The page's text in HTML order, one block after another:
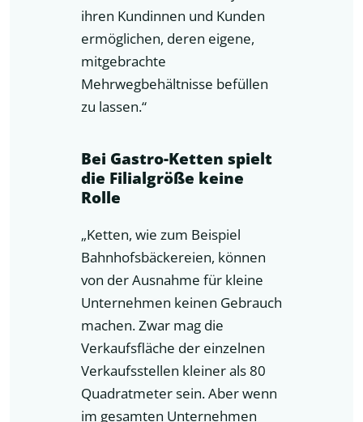
ihren Kundinnen und Kunden
ermöglichen, deren eigene,
mitgebrachte
Mehrwegbehältnisse befüllen
zu lassen.“
Bei Gastro-Ketten spielt
die Filialgröße keine
Rolle
„Ketten, wie zum Beispiel
Bahnhofsbäckereien, können
von der Ausnahme für kleine
Unternehmen keinen Gebrauch
machen. Zwar mag die
Verkaufsfläche der einzelnen
Verkaufsstellen kleiner als 80
Quadratmeter sein. Aber wenn
im gesamten Unternehmen